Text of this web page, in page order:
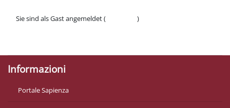
Sie sind als Gast angemeldet (
)
Informazioni
Portale Sapienza